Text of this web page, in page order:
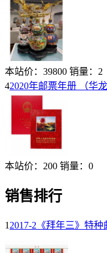
本站价： 39800 销量： 2
42020年邮票年册 （华
本站价： 200 销量： 0
销售排行
1 2017-2《拜年三》特